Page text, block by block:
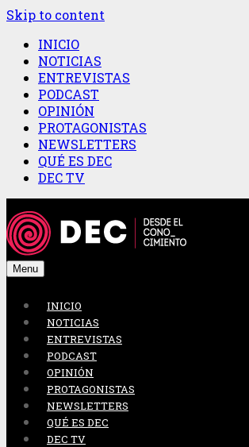
Skip to content
INICIO
NOTICIAS
ENTREVISTAS
PODCAST
OPINIÓN
PROTAGONISTAS
NEWSLETTERS
QUÉ ES DEC
DEC TV
Menu
INICIO
NOTICIAS
ENTREVISTAS
PODCAST
OPINIÓN
PROTAGONISTAS
NEWSLETTERS
QUÉ ES DEC
DEC TV